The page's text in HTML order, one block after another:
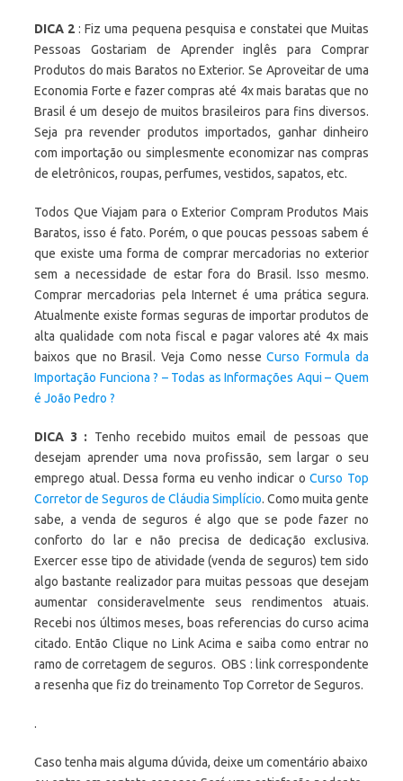
DICA 2 : Fiz uma pequena pesquisa e constatei que Muitas
Pessoas Gostariam de Aprender inglês para Comprar
Produtos do mais Baratos no Exterior. Se Aproveitar de uma
Economia Forte e fazer compras até 4x mais baratas que no
Brasil é um desejo de muitos brasileiros para fins diversos.
Seja pra revender produtos importados, ganhar dinheiro
com importação ou simplesmente economizar nas compras
de eletrônicos, roupas, perfumes, vestidos, sapatos, etc.
Todos Que Viajam para o Exterior Compram Produtos Mais
Baratos, isso é fato. Porém, o que poucas pessoas sabem é
que existe uma forma de comprar mercadorias no exterior
sem a necessidade de estar fora do Brasil. Isso mesmo.
Comprar mercadorias pela Internet é uma prática segura.
Atualmente existe formas seguras de importar produtos de
alta qualidade com nota fiscal e pagar valores até 4x mais
baixos que no Brasil. Veja Como nesseCurso Formula da
Importação Funciona ? – Todas as Informações Aqui – Quem
é João Pedro ?
DICA 3 : Tenho recebido muitos email de pessoas que
desejam aprender uma nova profissão, sem largar o seu
emprego atual. Dessa forma eu venho indicar oCurso Top
Corretor de Seguros de Cláudia Simplício. Como muita gente
sabe, a venda de seguros é algo que se pode fazer no
conforto do lar e não precisa de dedicação exclusiva.
Exercer esse tipo de atividade (venda de seguros) tem sido
algo bastante realizador para muitas pessoas que desejam
aumentar consideravelmente seus rendimentos atuais.
Recebi nos últimos meses, boas referencias do curso acima
citado. Então Clique no Link Acima e saiba como entrar no
ramo de corretagem de seguros. OBS : link correspondente
a resenha que fiz do treinamento Top Corretor de Seguros.
.
Caso tenha mais alguma dúvida, deixe um comentário abaixo